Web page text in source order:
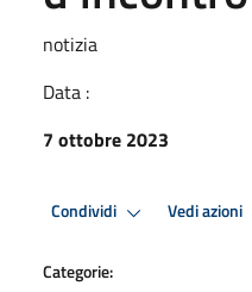
notizia
Data :
7 ottobre 2023
Condividi Vedi azioni
Categorie: